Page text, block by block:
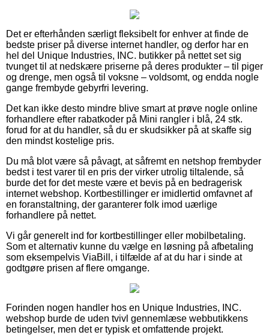
Det er efterhånden særligt fleksibelt for enhver at finde de
bedste priser på diverse internet handler, og derfor har en
hel del Unique Industries, INC. butikker på nettet set sig
tvunget til at nedskære priserne på deres produkter – til piger
og drenge, men også til voksne – voldsomt, og endda nogle
gange frembyde gebyrfri levering.
Det kan ikke desto mindre blive smart at prøve nogle online
forhandlere efter rabatkoder på Mini rangler i blå, 24 stk.
forud for at du handler, så du er skudsikker på at skaffe sig
den mindst kostelige pris.
Du må blot være så påvagt, at såfremt en netshop frembyder
bedst i test varer til en pris der virker utrolig tiltalende, så
burde det for det meste være et bevis på en bedragerisk
internet webshop. Kortbestillinger er imidlertid omfavnet af
en foranstaltning, der garanterer folk imod uærlige
forhandlere på nettet.
Vi går generelt ind for kortbestillinger eller mobilbetaling.
Som et alternativ kunne du vælge en løsning på afbetaling
som eksempelvis ViaBill, i tilfælde af at du har i sinde at
godtgøre prisen af flere omgange.
Forinden nogen handler hos en Unique Industries, INC.
webshop burde de uden tvivl gennemlæse webbutikkens
betingelser, men det er typisk et omfattende projekt.